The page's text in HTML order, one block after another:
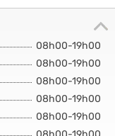
08h00-19h00
08h00-19h00
08h00-19h00
08h00-19h00
08h00-19h00